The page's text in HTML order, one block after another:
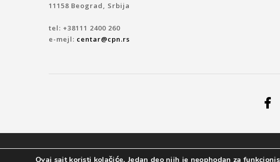
11158 Beograd, Srbija
tel: +38111 2400 260
e-mejl: centar@cpn.rs
© 2019 CENTAR ZA PROMOCIJU NAUKE
Ovaj sajt koristi kolačiće. Jedan deo njih je neophodan za